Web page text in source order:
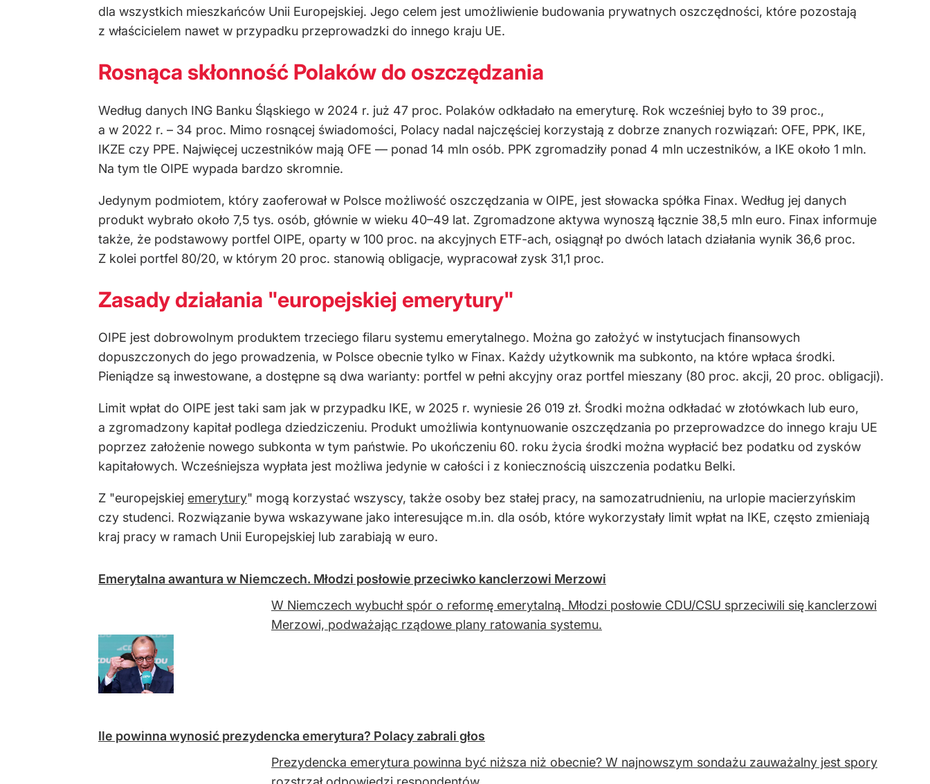
dla wszystkich mieszkańców Unii Europejskiej. Jego celem jest umożliwienie budowania prywatnych oszczędności, które pozostają
z właścicielem nawet w przypadku przeprowadzki do innego kraju UE.
Rosnąca skłonność Polaków do oszczędzania
Według danych ING Banku Śląskiego w 2024 r. już 47 proc. Polaków odkładało na emeryturę. Rok wcześniej było to 39 proc.,
a w 2022 r. – 34 proc. Mimo rosnącej świadomości, Polacy nadal najczęściej korzystają z dobrze znanych rozwiązań: OFE, PPK, IKE,
IKZE czy PPE. Najwięcej uczestników mają OFE — ponad 14 mln osób. PPK zgromadziły ponad 4 mln uczestników, a IKE około 1 mln.
Na tym tle OIPE wypada bardzo skromnie.
Jedynym podmiotem, który zaoferował w Polsce możliwość oszczędzania w OIPE, jest słowacka spółka Finax. Według jej danych
produkt wybrało około 7,5 tys. osób, głównie w wieku 40–49 lat. Zgromadzone aktywa wynoszą łącznie 38,5 mln euro. Finax informuje
także, że podstawowy portfel OIPE, oparty w 100 proc. na akcyjnych ETF-ach, osiągnął po dwóch latach działania wynik 36,6 proc.
Z kolei portfel 80/20, w którym 20 proc. stanowią obligacje, wypracował zysk 31,1 proc.
Zasady działania "europejskiej emerytury"
OIPE jest dobrowolnym produktem trzeciego filaru systemu emerytalnego. Można go założyć w instytucjach finansowych
dopuszczonych do jego prowadzenia, w Polsce obecnie tylko w Finax. Każdy użytkownik ma subkonto, na które wpłaca środki.
Pieniądze są inwestowane, a dostępne są dwa warianty: portfel w pełni akcyjny oraz portfel mieszany (80 proc. akcji, 20 proc. obligacji).
Limit wpłat do OIPE jest taki sam jak w przypadku IKE, w 2025 r. wyniesie 26 019 zł. Środki można odkładać w złotówkach lub euro,
a zgromadzony kapitał podlega dziedziczeniu. Produkt umożliwia kontynuowanie oszczędzania po przeprowadzce do innego kraju UE
poprzez założenie nowego subkonta w tym państwie. Po ukończeniu 60. roku życia środki można wypłacić bez podatku od zysków
kapitałowych. Wcześniejsza wypłata jest możliwa jedynie w całości i z koniecznością uiszczenia podatku Belki.
Z "europejskiej emerytury" mogą korzystać wszyscy, także osoby bez stałej pracy, na samozatrudnieniu, na urlopie macierzyńskim
czy studenci. Rozwiązanie bywa wskazywane jako interesujące m.in. dla osób, które wykorzystały limit wpłat na IKE, często zmieniają
kraj pracy w ramach Unii Europejskiej lub zarabiają w euro.
Emerytalna awantura w Niemczech. Młodzi posłowie przeciwko kanclerzowi Merzowi
W Niemczech wybuchł spór o reformę emerytalną. Młodzi posłowie CDU/CSU sprzeciwili się kanclerzowi
Merzowi, podważając rządowe plany ratowania systemu.
Ile powinna wynosić prezydencka emerytura? Polacy zabrali głos
Prezydencka emerytura powinna być niższa niż obecnie? W najnowszym sondażu zauważalny jest spory